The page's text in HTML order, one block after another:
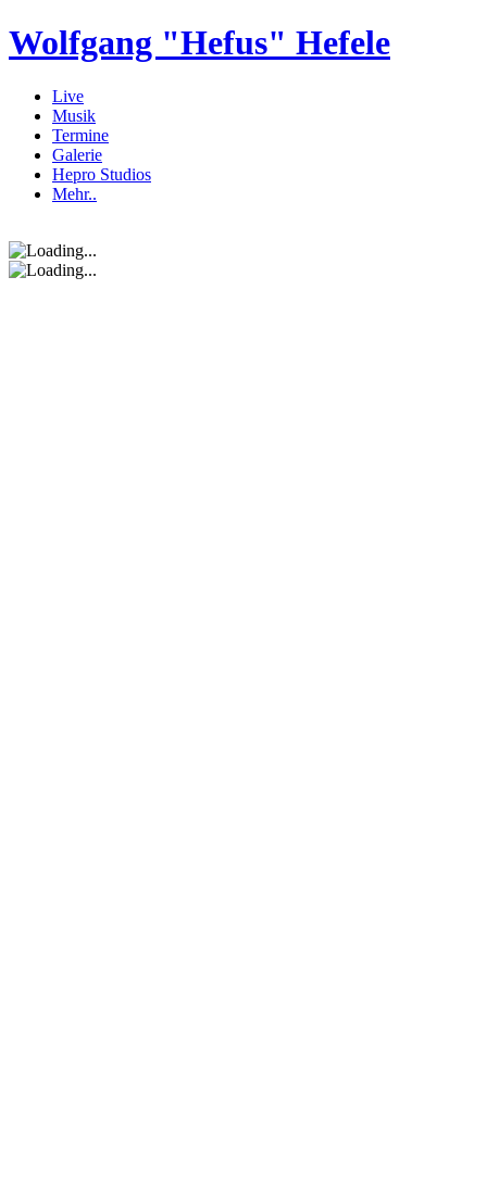
Wolfgang "Hefus" Hefele
Live
Musik
Termine
Galerie
Hepro Studios
Mehr..